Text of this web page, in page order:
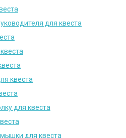
для квеста
квеста
для квеста
для квеста